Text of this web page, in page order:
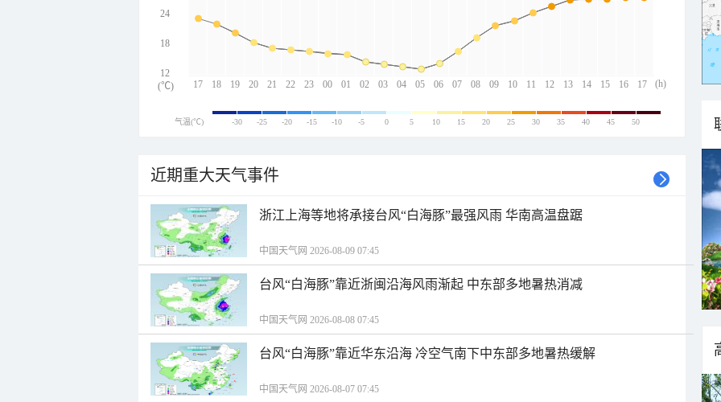
17 18 19 20 21 22 23 00 01 02 03 04 05 06 07 08 09 10 11 12 13 14 15 16 17
24
18
12
(h)
(℃)
气温(℃) -30 -25 -20 -15 -10 -5 0 5 10 15 20 25 30 35 40 45 50
近期重大天气事件
浙江上海等地将承接台风“白海豚”最强风雨 华南高温盘踞
中国天气网 2026-08-09 07:45
台风“白海豚”靠近浙闽沿海风雨渐起 中东部多地暑热消减
中国天气网 2026-08-08 07:45
台风“白海豚”靠近华东沿海 冷空气南下中东部多地暑热缓解
中国天气网 2026-08-07 07:45